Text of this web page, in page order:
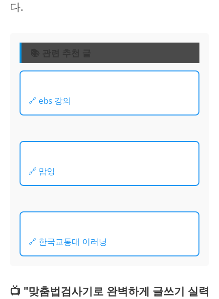
다.
📚 관련 추천 글
🔗 ebs 강의
🔗 맘잉
🔗 한국교통대 이러닝
📺 "맞춤법검사기로 완벽하게 글쓰기 실력